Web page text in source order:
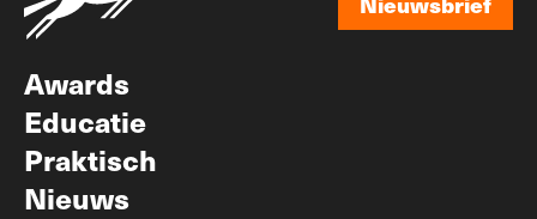
Awards
Educatie
Praktisch
Nieuws